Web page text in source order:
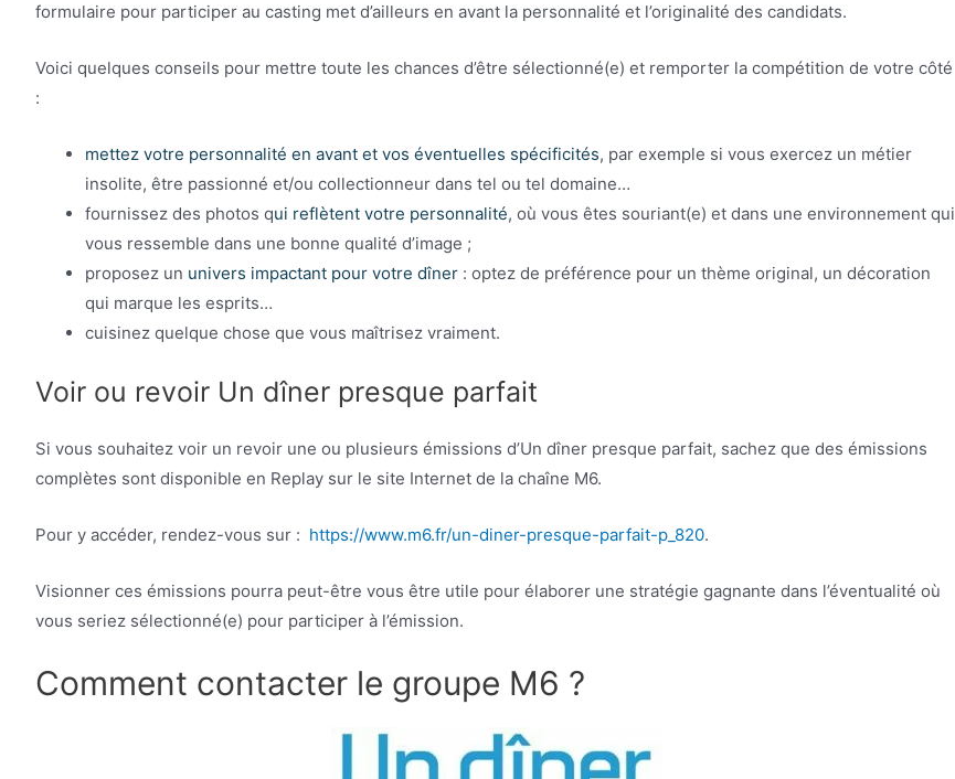
formulaire pour participer au casting met d’ailleurs en avant la personnalité et l’originalité des candidats.
Voici quelques conseils pour mettre toute les chances d’être sélectionné(e) et remporter la compétition de votre côté
:
mettez votre personnalité en avant et vos éventuelles spécificités, par exemple si vous exercez un métier
insolite, être passionné et/ou collectionneur dans tel ou tel domaine…
fournissez des photos qui reflètent votre personnalité, où vous êtes souriant(e) et dans une environnement qui
vous ressemble dans une bonne qualité d’image ;
proposez un univers impactant pour votre dîner : optez de préférence pour un thème original, un décoration
qui marque les esprits…
cuisinez quelque chose que vous maîtrisez vraiment.
Voir ou revoir Un dîner presque parfait
Si vous souhaitez voir un revoir une ou plusieurs émissions d’Un dîner presque parfait, sachez que des émissions
complètes sont disponible en Replay sur le site Internet de la chaîne M6.
Pour y accéder, rendez-vous sur : https://www.m6.fr/un-diner-presque-parfait-p_820.
Visionner ces émissions pourra peut-être vous être utile pour élaborer une stratégie gagnante dans l’éventualité où
vous seriez sélectionné(e) pour participer à l’émission.
Comment contacter le groupe M6 ?